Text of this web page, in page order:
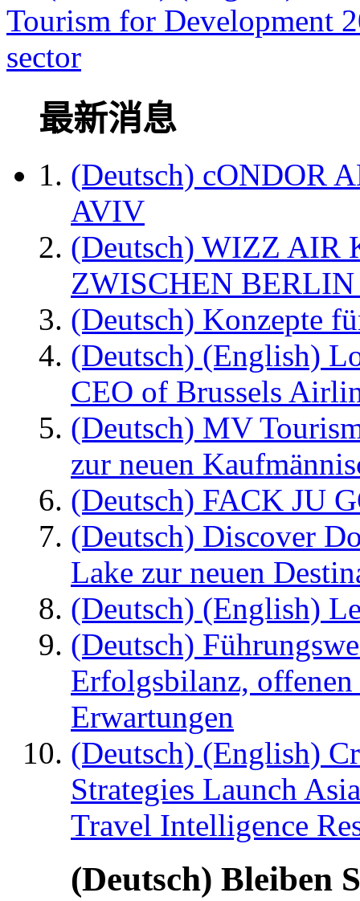
Tourism for Development
sector
最新消息
(Deutsch) cONDOR
AVIV
(Deutsch) WIZZ AIR
ZWISCHEN
(Deutsch) Konzepte
(Deutsch) (English)
CEO of Brussels
(Deutsch) MV
zur neuen
(Deutsch) FACK JU
(Deutsch) Discover
Lake zur neuen
(Deutsch) (English)
(Deutsch)
Erfolgsbilanz,
Erwartungen
(Deutsch) (English)
Strategies Launch
Travel Intelligence
(Deutsch) Bleiben